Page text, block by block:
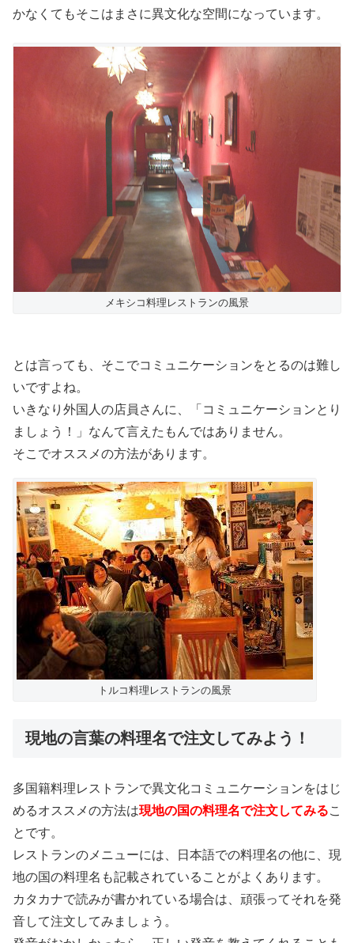
かなくてもそこはまさに異文化な空間になっています。
メキシコ料理レストランの風景
とは言っても、そこでコミュニケーションをとるのは難し
いですよね。
いきなり外国人の店員さんに、「コミュニケーションとり
ましょう！」なんて言えたもんではありません。
そこでオススメの方法があります。
トルコ料理レストランの風景
現地の言葉の料理名で注文してみよう！
多国籍料理レストランで異文化コミュニケーションをはじ
めるオススメの方法は現地の国の料理名で注文してみるこ
とです。
レストランのメニューには、日本語での料理名の他に、現
地の国の料理名も記載されていることがよくあります。
カタカナで読みが書かれている場合は、頑張ってそれを発
音して注文してみましょう。